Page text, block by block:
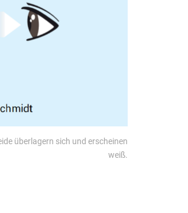
überlagern sich und erscheinen
weiß.